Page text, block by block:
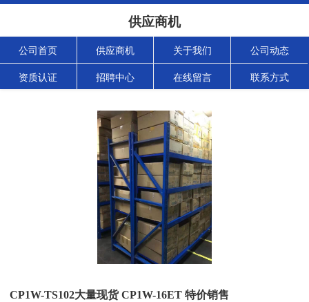
供应商机
公司首页 供应商机 关于我们 公司动态
资质认证 招聘中心 在线留言 联系方式
CP1W-TS102大量现货 CP1W-16ET 特价销售